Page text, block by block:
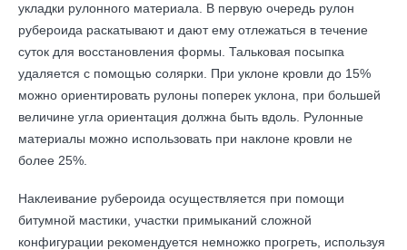
укладки рулонного материала. В первую очередь рулон
рубероида раскатывают и дают ему отлежаться в течение
суток для восстановления формы. Тальковая посыпка
удаляется с помощью солярки. При уклоне кровли до 15%
можно ориентировать рулоны поперек уклона, при большей
величине угла ориентация должна быть вдоль. Рулонные
материалы можно использовать при наклоне кровли не
более 25%.
Наклеивание рубероида осуществляется при помощи
битумной мастики, участки примыканий сложной
конфигурации рекомендуется немножко прогреть, используя